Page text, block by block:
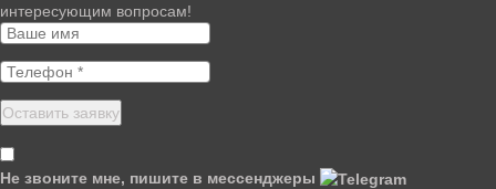
интересующим вопросам!
Не звоните мне, пишите в мессенджеры